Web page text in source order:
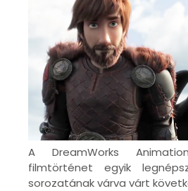
A DreamWorks
filmtörténet egyik
sorozatának várva várt